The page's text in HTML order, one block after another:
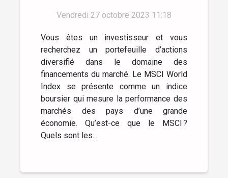
Vendredi 27 octobre 2023 11:18
Vous êtes un investisseur et vous
recherchez un portefeuille d’actions
diversifié dans le domaine des
financements du marché. Le MSCI World
Index se présente comme un indice
boursier qui mesure la performance des
marchés des pays d’une grande
économie. Qu’est-ce que le MSCI ?
Quels sont les...